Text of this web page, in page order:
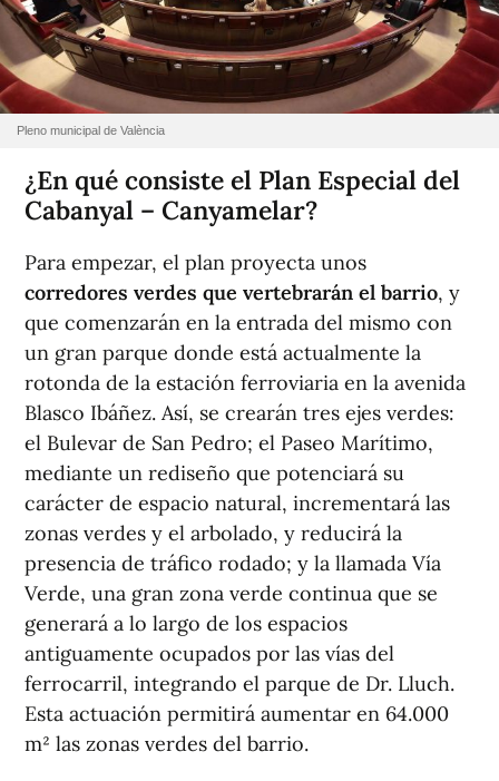
Pleno municipal de València
¿En qué consiste el Plan Especial del
Cabanyal – Canyamelar?
Para empezar, el plan proyecta unos
corredores verdes que vertebrarán el barrio, y
que comenzarán en la entrada del mismo con
un gran parque donde está actualmente la
rotonda de la estación ferroviaria en la avenida
Blasco Ibáñez. Así, se crearán tres ejes verdes:
el Bulevar de San Pedro; el Paseo Marítimo,
mediante un rediseño que potenciará su
carácter de espacio natural, incrementará las
zonas verdes y el arbolado, y reducirá la
presencia de tráfico rodado; y la llamada Vía
Verde, una gran zona verde continua que se
generará a lo largo de los espacios
antiguamente ocupados por las vías del
ferrocarril, integrando el parque de Dr. Lluch.
Esta actuación permitirá aumentar en 64.000
m² las zonas verdes del barrio.